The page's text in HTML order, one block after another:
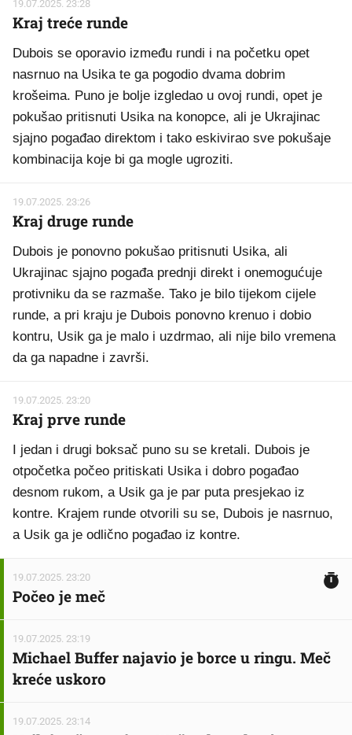
19.07.2025. 23:28
Kraj treće runde
Dubois se oporavio između rundi i na početku opet
nasrnuo na Usika te ga pogodio dvama dobrim
krošeima. Puno je bolje izgledao u ovoj rundi, opet je
pokušao pritisnuti Usika na konopce, ali je Ukrajinac
sjajno pogađao direktom i tako eskivirao sve pokušaje
kombinacija koje bi ga mogle ugroziti.
19.07.2025. 23:26
Kraj druge runde
Dubois je ponovno pokušao pritisnuti Usika, ali
Ukrajinac sjajno pogađa prednji direkt i onemogućuje
protivniku da se razmaše. Tako je bilo tijekom cijele
runde, a pri kraju je Dubois ponovno krenuo i dobio
kontru, Usik ga je malo i uzdrmao, ali nije bilo vremena
da ga napadne i završi.
19.07.2025. 23:20
Kraj prve runde
I jedan i drugi boksač puno su se kretali. Dubois je
otpočetka počeo pritiskati Usika i dobro pogađao
desnom rukom, a Usik ga je par puta presjekao iz
kontre. Krajem runde otvorili su se, Dubois je nasrnuo,
a Usik ga je odlično pogađao iz kontre.
19.07.2025. 23:20
Počeo je meč
19.07.2025. 23:19
Michael Buffer najavio je borce u ringu. Meč
kreće uskoro
19.07.2025. 23:14